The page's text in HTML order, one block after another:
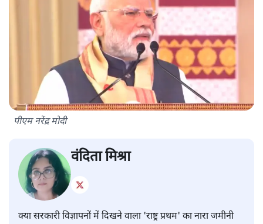
पीएम नरेंद्र मोदी
वंदिता मिश्रा
क्या सरकारी विज्ञापनों में दिखने वाला 'राष्ट्र प्रथम' का नारा जमीनी